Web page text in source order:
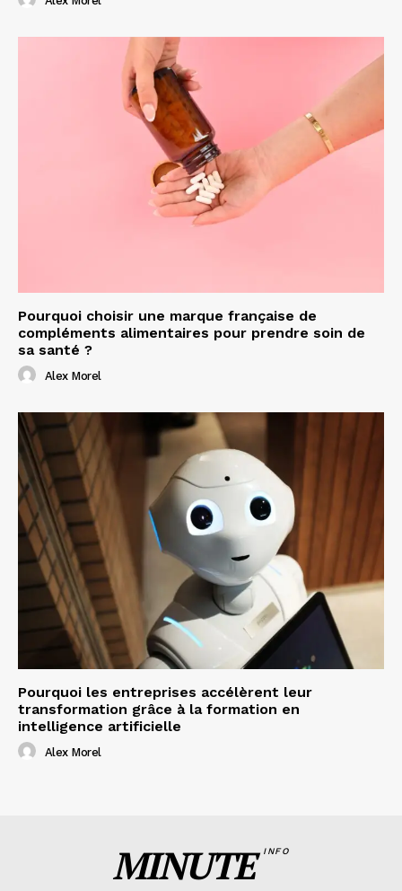
Pourquoi choisir une marque française de
compléments alimentaires pour prendre soin de
sa santé ?
Alex Morel
Pourquoi les entreprises accélèrent leur
transformation grâce à la formation en
intelligence artificielle
Alex Morel
MINUTE INFO